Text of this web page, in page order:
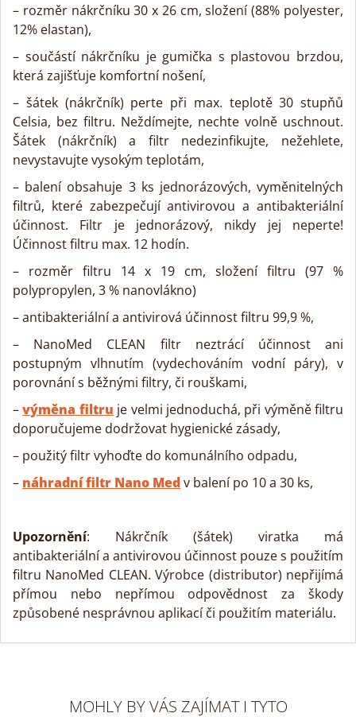
– rozměr nákrčníku 30 x 26 cm, složení (88% polyester,
12% elastan),
– součástí nákrčníku je gumička s plastovou brzdou,
která zajišťuje komfortní nošení,
– šátek (nákrčník) perte při max. teplotě 30 stupňů
Celsia, bez filtru. Neždímejte, nechte volně uschnout.
Šátek (nákrčník) a filtr nedezinfikujte, nežehlete,
nevystavujte vysokým teplotám,
– balení obsahuje 3 ks jednorázových, vyměnitelných
filtrů, které zabezpečují antivirovou a antibakteriální
účinnost. Filtr je jednorázový, nikdy jej neperte!
Účinnost filtru max. 12 hodín.
– rozměr filtru 14 x 19 cm, složení filtru (97 %
polypropylen, 3 % nanovlákno)
– antibakteriální a antivirová účinnost filtru 99,9 %,
– NanoMed CLEAN filtr neztrácí účinnost ani
postupným vlhnutím (vydechováním vodní páry), v
porovnání s běžnými filtry, či rouškami,
–výměna filtru je velmi jednoduchá, při výměně filtru
doporučujeme dodržovat hygienické zásady,
– použitý filtr vyhoďte do komunálního odpadu,
– náhradní filtr Nano Medv balení po 10 a 30 ks,
Upozornění: Nákrčník (šátek) viratka má
antibakteriální a antivirovou účinnost pouze s použitím
filtru NanoMed CLEAN. Výrobce (distributor) nepřijímá
přímou nebo nepřímou odpovědnost za škody
způsobené nesprávnou aplikací či použitím materiálu.
MOHLY BY VÁS ZAJÍMAT I TYTO